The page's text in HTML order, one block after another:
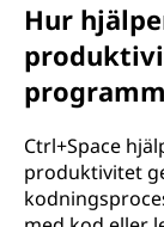
Hur
Ctrl+Space
produktivitet